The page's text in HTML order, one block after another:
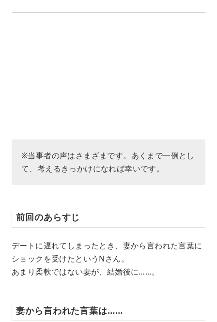
※当事者の声はさまざまです。あくまで一例とし
て、考えるきっかけになれば幸いです。
前回のあらすじ
デートに遅れてしまったとき、妻から言われた言葉に
ショックを受けたというNさん。
あまり柔軟ではない妻が、結婚後に……。
妻から言われた言葉は……